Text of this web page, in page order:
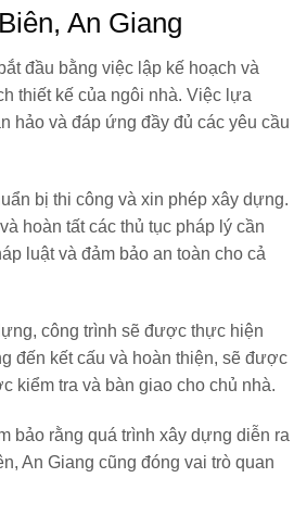
An Giang
đầu bằng việc lập kế hoạch và
thiết kế của ngôi nhà. Việc lựa
hảo và đáp ứng đầy đủ các yêu cầu
bị thi công và xin phép xây dựng.
hoàn tất các thủ tục pháp lý cần
luật và đảm bảo an toàn cho cả
công trình sẽ được thực hiện
đến kết cấu và hoàn thiện, sẽ được
kiểm tra và bàn giao cho chủ nhà.
bảo rằng quá trình xây dựng diễn ra
An Giang cũng đóng vai trò quan